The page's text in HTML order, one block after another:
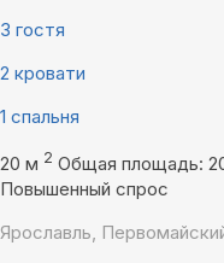
3 гостя
2 кровати
1 спальня
20 м 2 Общая площадь:
Повышенный спрос
Ярославль,